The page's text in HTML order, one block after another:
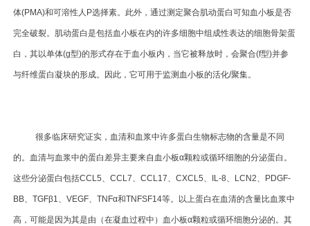
体(PMA)和可溶性人P选择素。此外，通过测定聚合肌动蛋白可知血小板是否
完全破裂。肌动蛋白是包括血小板在内的许多细胞中组成性表达的细胞骨架蛋
白，其以单体(g型)的形式存在于血小板内，当它被释放时，会聚合(f型)并参
与纤维蛋白凝块的形成。因此，它可用于监测血小板的活化/聚集。
很多临床研究证实，血清和血浆中许多蛋白生物标志物的含量是不同
的。血清与血浆中的蛋白差异主要来自血小板α颗粒或循环细胞的分泌蛋白。
这些分泌蛋白包括CCL5、CCL7、CCL17、CXCL5、IL-8、LCN2、PDGF-
BB、TGFβ1、VEGF、TNFα和TNFSF14等。以上蛋白在血清的含量比血浆中
高，可能是因为其是由（在凝血过程中）血小板α颗粒或循环细胞分泌的。其